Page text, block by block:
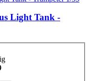
Light Tank -